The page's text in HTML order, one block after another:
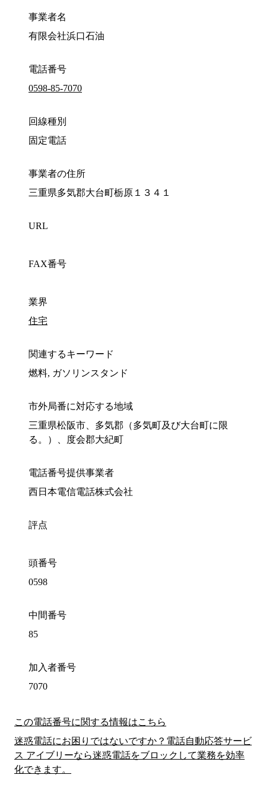
事業者名
有限会社浜口石油
電話番号
0598-85-7070
回線種別
固定電話
事業者の住所
三重県多気郡大台町栃原１３４１
URL
FAX番号
業界
住宅
関連するキーワード
燃料, ガソリンスタンド
市外局番に対応する地域
三重県松阪市、多気郡（多気町及び大台町に限
る。）、度会郡大紀町
電話番号提供事業者
西日本電信電話株式会社
評点
頭番号
0598
中間番号
85
加入者番号
7070
この電話番号に関する情報はこちら
迷惑電話にお困りではないですか？電話自動応答サービ
ス アイブリーなら迷惑電話をブロックして業務を効率
化できます。